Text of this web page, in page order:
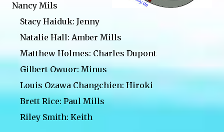
Nancy Mils
Stacy Haiduk: Jenny
Natalie Hall: Amber Mills
Matthew Holmes: Charles Dupont
Gilbert Owuor: Minus
Louis Ozawa Changchien: Hiroki
Brett Rice: Paul Mills
Riley Smith: Keith